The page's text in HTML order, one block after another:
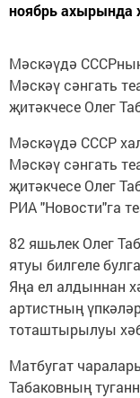
ноябрь ахырында
Мәскәүдә
Мәскәү сәнгать
җитәкчесе Олег
Мәскәүдә СССР
Мәскәү сәнгать
җитәкчесе Олег
РИА "Новости"га
82 яшьлек Олег
ятуы билгеле
Яңа ел алдыннан
артистның
тоташтырылуы
Матбугат
Табаковның